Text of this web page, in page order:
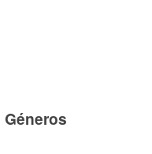
Géneros